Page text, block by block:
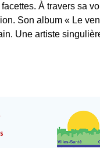
À travers sa
Son album « Le
Une artiste